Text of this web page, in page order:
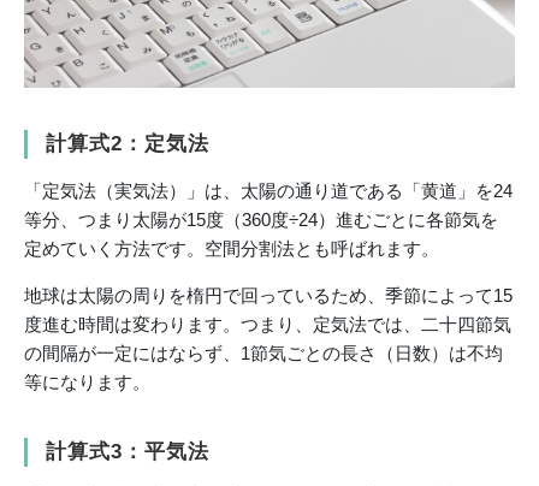
計算式2：定気法
「定気法（実気法）」は、太陽の通り道である「黄道」を24
等分、つまり太陽が15度（360度÷24）進むごとに各節気を
定めていく方法です。空間分割法とも呼ばれます。
地球は太陽の周りを楕円で回っているため、季節によって15
度進む時間は変わります。つまり、定気法では、二十四節気
の間隔が一定にはならず、1節気ごとの長さ（日数）は不均
等になります。
計算式3：平気法